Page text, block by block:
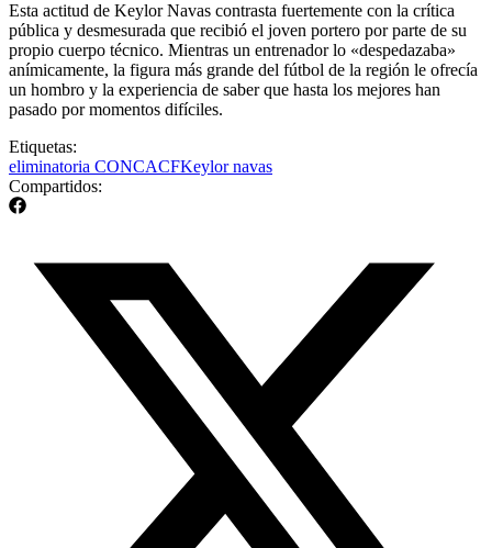
Esta actitud de Keylor Navas contrasta fuertemente con la crítica
pública y desmesurada que recibió el joven portero por parte de su
propio cuerpo técnico. Mientras un entrenador lo «despedazaba»
anímicamente, la figura más grande del fútbol de la región le ofrecía
un hombro y la experiencia de saber que hasta los mejores han
pasado por momentos difíciles.
Etiquetas:
eliminatoria CONCACFKeylor navas
Compartidos: